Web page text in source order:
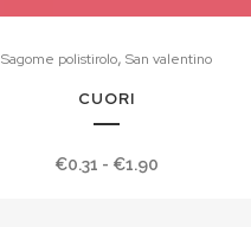
Sagome polistirolo,San valentino
CUORI
€0.31 - €1.90